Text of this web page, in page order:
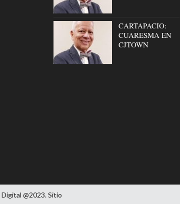
CARTAPACIO:
CUARESMA EN
CJTOWN
@2023. Sitio